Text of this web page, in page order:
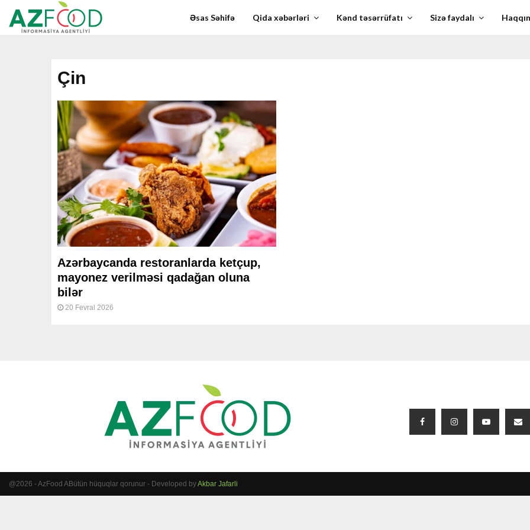
Əsas Səhifə Qida xəbərləri Kənd təsərrüfatı Sizə faydalı
Çin
Azərbaycanda restoranlarda ketçup,
mayonez verilməsi qadağan oluna
bilər
20 Fevral 2026
@2026 - AzFood ABütün hüquqlar qorunur - Developed byAkbar Jafarli